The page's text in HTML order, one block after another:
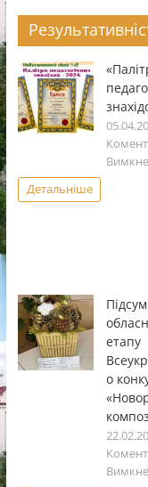
Детальніше
етапу
о